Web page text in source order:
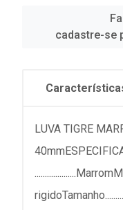
cadastre-se
LUVA TIGRE